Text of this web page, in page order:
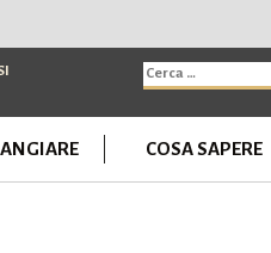
Ricerca
per:
COSA SAPERE